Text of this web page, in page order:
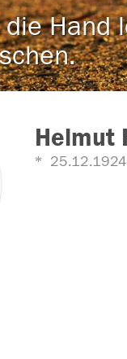
Hand
Helmut
25.12.1924